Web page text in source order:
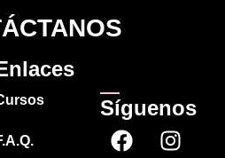
Síguenos